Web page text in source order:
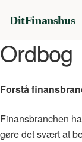
DitFinanshus
Ordbog
Forstå
Finansbranchen
gøre det svært at